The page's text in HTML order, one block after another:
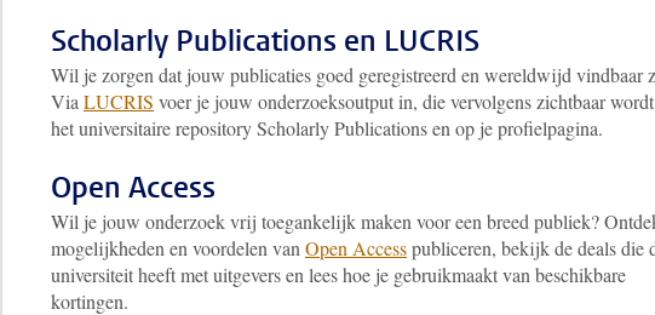
Scholarly Publications en LUCRIS
Wil je zorgen dat jouw publicaties goed geregistreerd en wereldwijd vindbaar
Via LUCRIS voer je jouw onderzoeksoutput in, die vervolgens zichtbaar
het universitaire repository Scholarly Publications en op je profielpagina.
Open Access
Wil je jouw onderzoek vrij toegankelijk maken voor een breed publiek?
mogelijkheden en voordelen van Open Accesspubliceren, bekijk de deals die
universiteit heeft met uitgevers en lees hoe je gebruikmaakt van beschikbare
kortingen.